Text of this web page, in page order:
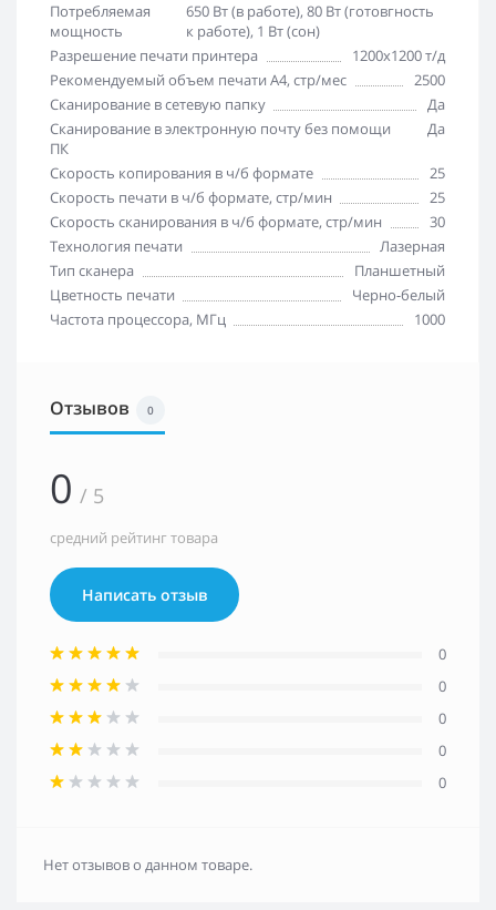
Потребляемая
мощность
650 Вт (в работе), 80 Вт (готовгность
к работе), 1 Вт (сон)
Разрешение печати принтера
1200x1200 т/д
Рекомендуемый объем печати А4, стр/мес
2500
Сканирование в сетевую папку
Да
Сканирование в электронную почту без помощи
ПК
Да
Скорость копирования в ч/б формате
25
Скорость печати в ч/б формате, стр/мин
25
Скорость сканирования в ч/б формате, стр/мин
30
Технология печати
Лазерная
Тип сканера
Планшетный
Цветность печати
Черно-белый
Частота процессора, МГц
1000
Отзывов 0
0 / 5
средний рейтинг товара
Написать отзыв
0
0
0
0
0
Нет отзывов о данном товаре.